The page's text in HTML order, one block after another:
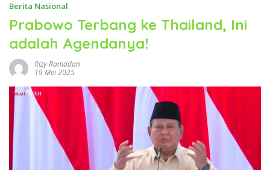
Berita Nasional
Prabowo Terbang ke Thailand, Ini
adalah Agendanya!
Rizy Ramadan
19 Mei 2025